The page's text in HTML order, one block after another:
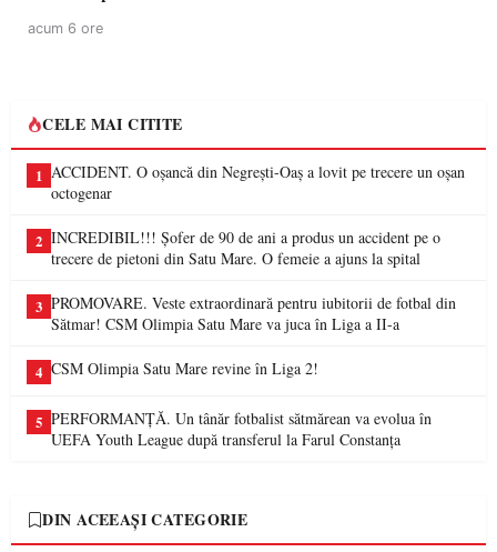
acum 6 ore
CELE MAI CITITE
1 ACCIDENT. O oșancă din Negrești-Oaș a lovit pe trecere un oșan
octogenar
2 INCREDIBIL!!! Șofer de 90 de ani a produs un accident pe o
trecere de pietoni din Satu Mare. O femeie a ajuns la spital
3 PROMOVARE. Veste extraordinară pentru iubitorii de fotbal din
Sătmar! CSM Olimpia Satu Mare va juca în Liga a II-a
4 CSM Olimpia Satu Mare revine în Liga 2!
5 PERFORMANȚĂ. Un tânăr fotbalist sătmărean va evolua în
UEFA Youth League după transferul la Farul Constanța
DIN ACEEAȘI CATEGORIE